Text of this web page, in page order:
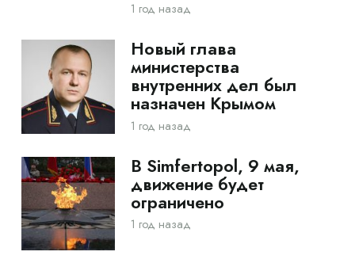
1 год назад
Новый глава
министерства
внутренних дел был
назначен Крымом
1 год назад
В Simfertopol, 9 мая,
движение будет
ограничено
1 год назад